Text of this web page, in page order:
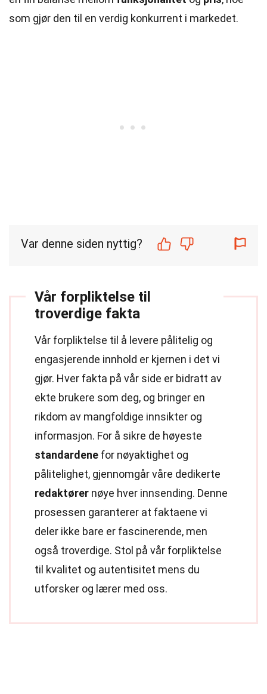
som gjør den til en verdig konkurrent i markedet.
Var denne siden nyttig?
Vår forpliktelse til
troverdige fakta
Vår forpliktelse til å levere pålitelig og
engasjerende innhold er kjernen i det vi
gjør. Hver fakta på vår side er bidratt av
ekte brukere som deg, og bringer en
rikdom av mangfoldige innsikter og
informasjon. For å sikre de høyeste
standardene for nøyaktighet og
pålitelighet, gjennomgår våre dedikerte
redaktører nøye hver innsending. Denne
prosessen garanterer at faktaene vi
deler ikke bare er fascinerende, men
også troverdige. Stol på vår forpliktelse
til kvalitet og autentisitet mens du
utforsker og lærer med oss.